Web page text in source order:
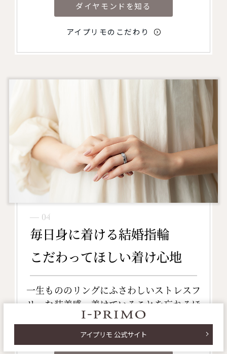
ダイヤモンドを知る
アイプリモのこだわり
― 04
毎日身に着ける結婚指輪
こだわってほしい着け心地
一生もののリングにふさわしいストレスフ
リーな装着感。着けていることを忘れるほ
ど指に自然になじむ軽やかな着け心地を確
かめてほしい。アイプリモ 公式サイト